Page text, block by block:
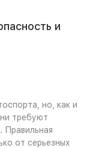
и
но, как и
требуют
Правильная
от серьезных